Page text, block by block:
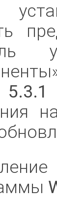
5.3.1